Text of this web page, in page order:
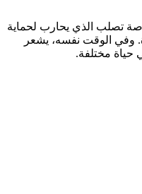
تصلب الذي يحارب لحماية
وفي الوقت نفسه، يشعر
حياة مختلفة.